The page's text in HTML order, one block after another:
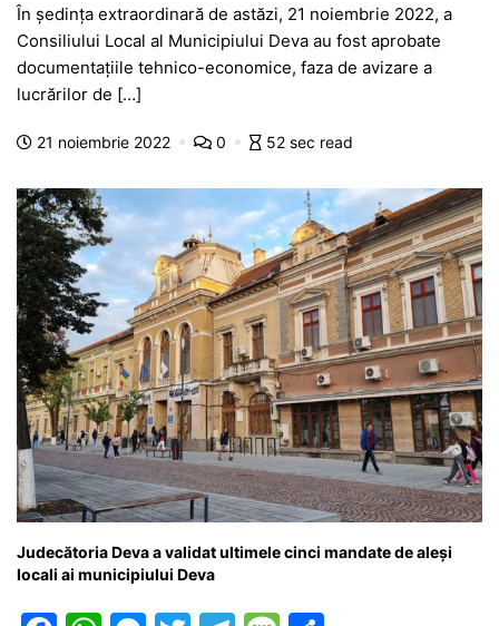
c
e
b
o
k
at
s
A
p
s
s
n
er
itt
er
e
gr
m
s
s
g
ta
je
z
În ședința extraordinară de astăzi, 21 noiembrie 2022, a
Consiliului Local al Municipiului Deva au fost aprobate
documentațiile tehnico-economice, faza de avizare a
lucrărilor de […]
21 noiembrie 2022 0 52 sec read
Judecătoria Deva a validat ultimele cinci mandate de aleși
locali ai municipiului Deva